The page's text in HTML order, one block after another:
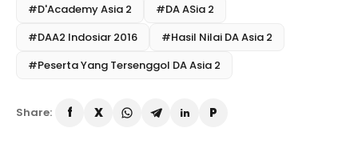
#D'Academy Asia 2
#DA ASia 2
#DAA2 Indosiar 2016
#Hasil Nilai DA Asia 2
#Peserta Yang Tersenggol DA Asia 2
Share: